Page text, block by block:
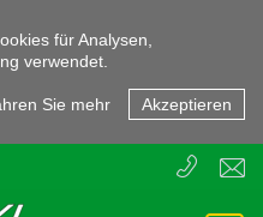
für Analysen,
verwendet.
Sie mehr Akzeptieren
E
T